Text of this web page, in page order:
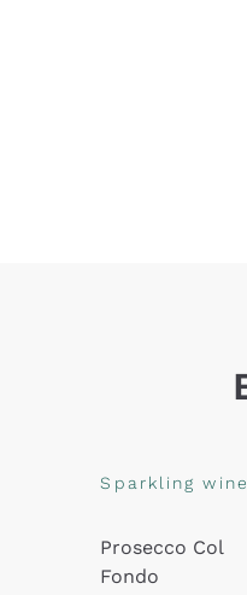
Sparkling
Prosecco Col
Fondo